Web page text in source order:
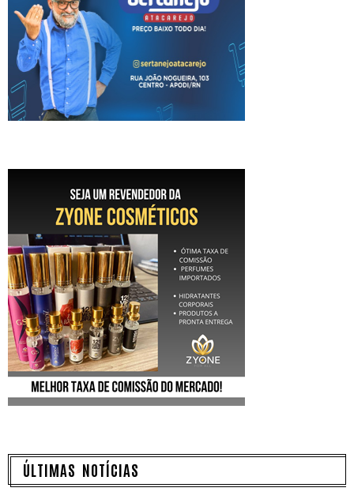
ÚLTIMAS NOTÍCIAS